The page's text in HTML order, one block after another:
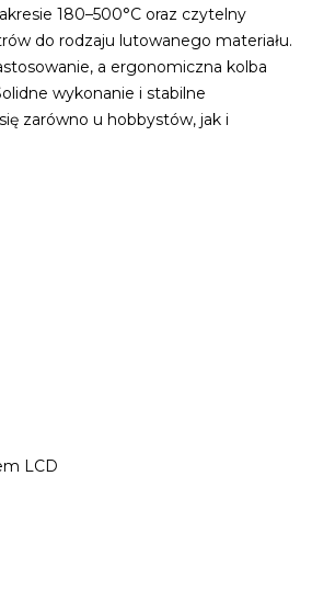
180–500°C oraz czytelny
do rodzaju lutowanego materiału.
a ergonomiczna kolba
wykonanie i stabilne
zarówno u hobbystów, jak i
LCD